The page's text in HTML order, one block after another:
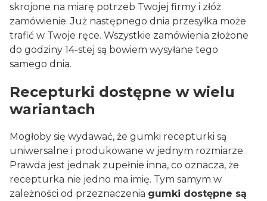
skrojone na miarę potrzeb Twojej firmy i złóż
zamówienie. Już następnego dnia przesyłka może
trafić w Twoje ręce. Wszystkie zamówienia złożone
do godziny 14-stej są bowiem wysyłane tego
samego dnia.
Recepturki dostępne w wielu
wariantach
Mogłoby się wydawać, że gumki recepturki są
uniwersalne i produkowane w jednym rozmiarze.
Prawda jest jednak zupełnie inna, co oznacza, że
recepturka nie jedno ma imię. Tym samym w
zależności od przeznaczenia gumki dostępne są